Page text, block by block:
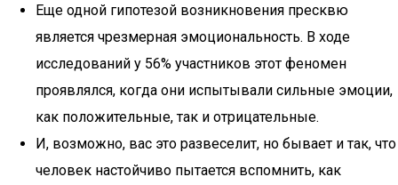
Еще одной гипотезой возникновения пресквю
является чрезмерная эмоциональность. В ходе
исследований у 56% участников этот феномен
проявлялся, когда они испытывали сильные эмоции,
как положительные, так и отрицательные.
И, возможно, вас это развеселит, но бывает и так, что
человек настойчиво пытается вспомнить, как